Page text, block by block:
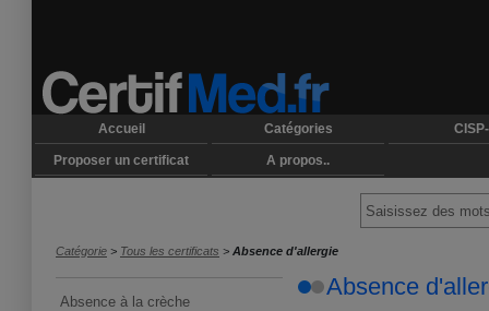
Accueil Catégories
Proposer un certificat A propos..
Catégorie > Tous les certificats > Absence d'allergie
Absence à la crèche
Absence